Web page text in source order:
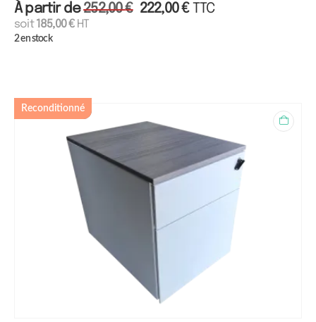
À partir de252,00€ 222,00€ TTC
soit185,00€HT
2 en stock
Reconditionné